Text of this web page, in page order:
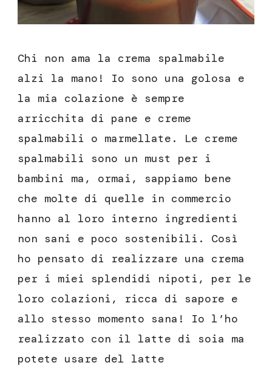
Chi non ama la crema spalmabile
alzi la mano! Io sono una golosa e
la mia colazione è sempre
arricchita di pane e creme
spalmabili o marmellate. Le creme
spalmabili sono un must per i
bambini ma, ormai, sappiamo bene
che molte di quelle in commercio
hanno al loro interno ingredienti
non sani e poco sostenibili. Così
ho pensato di realizzare una crema
per i miei splendidi nipoti, per le
loro colazioni, ricca di sapore e
allo stesso momento sana! Io l’ho
realizzato con il latte di soia ma
potete usare del latte